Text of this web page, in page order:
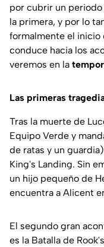
por cubrir un
la primera, y por lo
formalmente el inicio
conduce hacia los
veremos en la
Las primeras
Tras la muerte de
Equipo Verde y
de ratas y un
King's Landing. Sin
un hijo pequeño de
encuentra a Alicent
El segundo gran
es la Batalla de